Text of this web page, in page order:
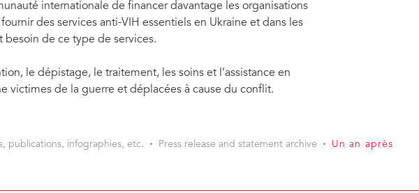
internationale de financer davantage les organisations
des services anti-VIH essentiels en Ukraine et dans les
besoin de ce type de services.
le dépistage, le traitement, les soins et l’assistance en
victimes de la guerre et déplacées à cause du conflit.
publications, infographies, etc. Press release and statement archive
Un an après